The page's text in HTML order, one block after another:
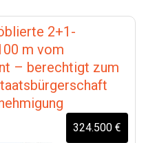
2+1-
m vom
– berechtigt zum
324.500 €